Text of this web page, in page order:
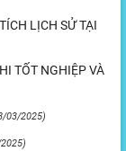
LỊCH SỬ TẠI
TỐT NGHIỆP VÀ
03/2025)